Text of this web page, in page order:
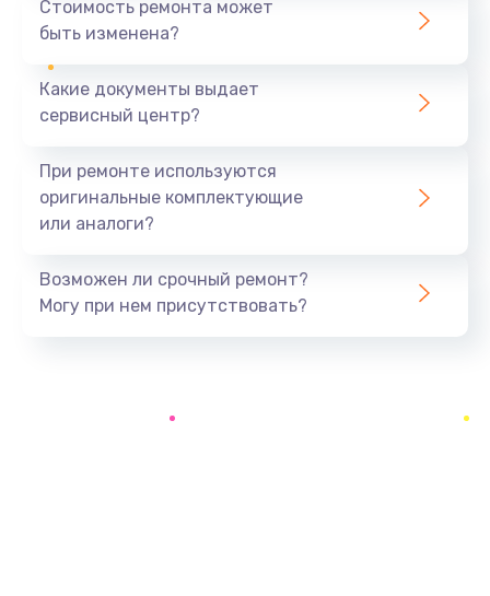
Ремонт южного моста
Замена батарейки BIOS
Заказать
Стоимость ремонта может
быть изменена?
Какие документы выдает
сервисный центр?
При ремонте используются
оригинальные комплектующие
или аналоги?
Возможен ли срочный ремонт?
Могу при нем присутствовать?